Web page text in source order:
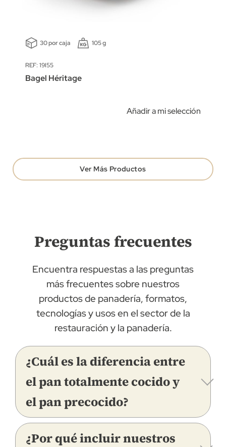
30 por caja 105 g
REF: 19I55
Bagel Héritage
Añadir a mi selección
Ver Más Productos
Preguntas frecuentes
Encuentra respuestas a las preguntas
más frecuentes sobre nuestros
productos de panadería, formatos,
tecnologías y usos en el sector de la
restauración y la panadería.
¿Cuál es la diferencia entre
el pan totalmente cocido y
el pan precocido?
¿Por qué incluir nuestros